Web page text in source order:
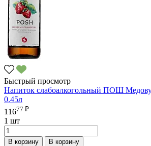
Быстрый просмотр
Напиток слабоалкогольный ПОШ
0.45л
11677 ₽
1 шт
В корзину В корзину